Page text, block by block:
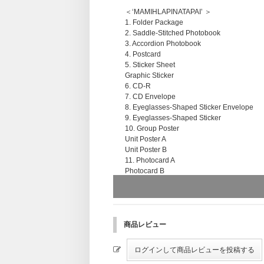
＜‘MAMIHLAPINATAPAI’ ＞
1. Folder Package
2. Saddle-Stitched Photobook
3. Accordion Photobook
4. Postcard
5. Sticker Sheet
Graphic Sticker
6. CD-R
7. CD Envelope
8. Eyeglasses-Shaped Sticker Envelope
9. Eyeglasses-Shaped Sticker
10. Group Poster
Unit Poster A
Unit Poster B
11. Photocard A
Photocard B
※サイズや商品内容は制作元の事情により
商品レビュー